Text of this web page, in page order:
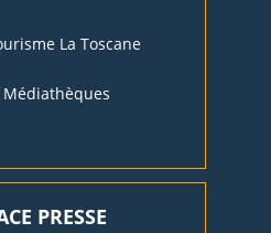
La Toscane
Médiathèques
PRESSE